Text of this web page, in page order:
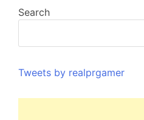
Search
Tweets by realprgamer